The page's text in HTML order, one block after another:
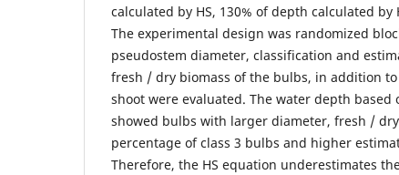
calculated by HS, 130% of depth calculated
The experimental design was randomized
pseudostem diameter, classification and
fresh / dry biomass of the bulbs, in addition
shoot were evaluated. The water depth based
showed bulbs with larger diameter, fresh /
percentage of class 3 bulbs and higher
Therefore, the HS equation underestimates